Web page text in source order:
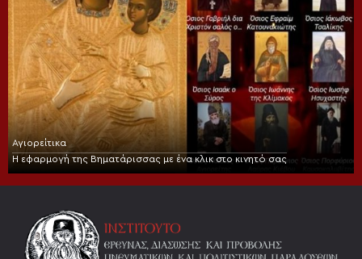
Αγιορείτικα
Η εφαρμογή της Βηματάρισσας με ένα κλικ στο κινητό σας